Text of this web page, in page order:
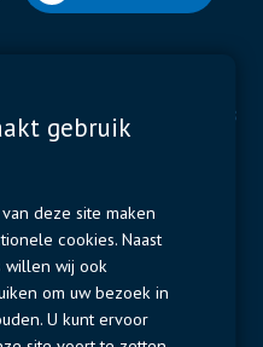
Power Solutions
Contactors & Fuses
Measurement
Resistors
gebruik
deze site maken
cookies. Naast
willen wij ook
om uw bezoek in
U kunt ervoor